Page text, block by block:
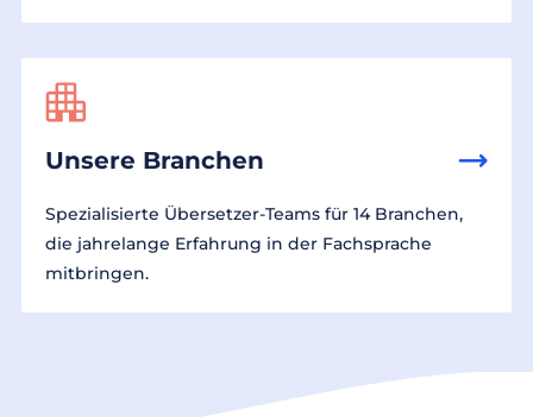
Unsere Branchen
Spezialisierte Übersetzer-Teams für 14 Branchen,
die jahrelange Erfahrung in der Fachsprache
mitbringen.